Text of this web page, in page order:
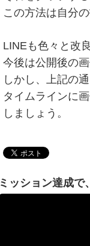
この方法は自分
LINEも色々と改
今後は公開後の
しかし、上記の
タイムラインに
しましょう。
ミッション達成で